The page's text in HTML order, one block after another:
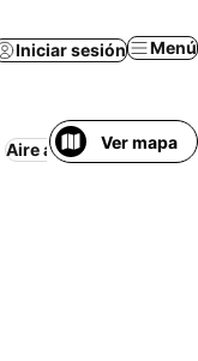
Iniciar sesión Menú
Aire acondicionado
Ver mapa